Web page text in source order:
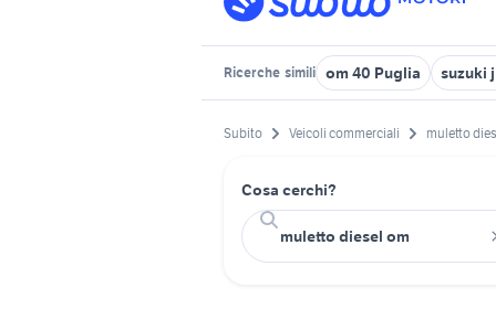
Ricerche simili om 40 Puglia suzuki
Subito Veicoli commerciali muletto
Cosa cerchi?